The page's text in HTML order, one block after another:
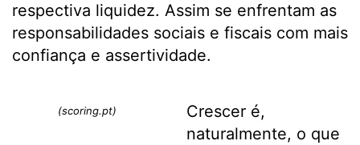
respectiva liquidez. Assim se enfrentam as
responsabilidades sociais e fiscais com mais
confiança e assertividade.
(scoring.pt)
Crescer é,
naturalmente, o que